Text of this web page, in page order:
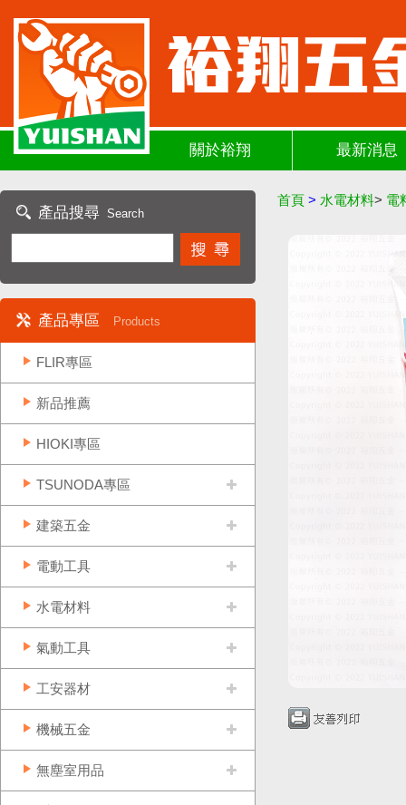
關於裕翔 最新消息
產品搜尋 Search
產品專區 Products
FLIR專區
新品推薦
HIOKI專區
TSUNODA專區
建築五金
電動工具
水電材料
氣動工具
工安器材
機械五金
無塵室用品
首頁 > 水電材料> 電